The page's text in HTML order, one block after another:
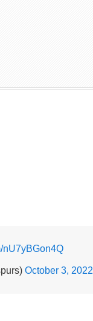
nU7yBGon4Q
October 3, 2022